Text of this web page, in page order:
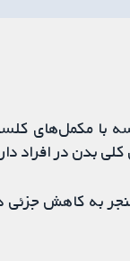
بدن در افراد